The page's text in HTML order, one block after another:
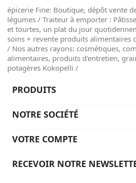
épicerie Fine: Boutique, dépôt vente
légumes / Traiteur à emporter :
et tourtes, un plat du jour
soins + revente produits alimentaires
/ Nos autres rayons: cosmétiques,
alimentaires, produits d'entretien,
potagères Kokopelli /
PRODUITS
NOTRE SOCIÉTÉ
VOTRE COMPTE
RECEVOIR NOTRE